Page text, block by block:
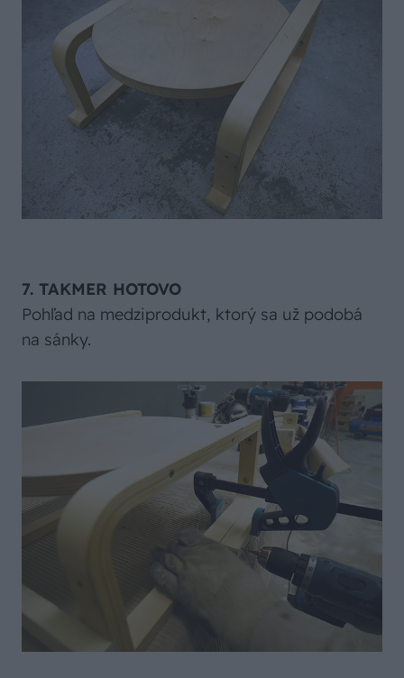
7. TAKMER HOTOVO
Pohľad na medziprodukt, ktorý sa už podobá
na sánky.